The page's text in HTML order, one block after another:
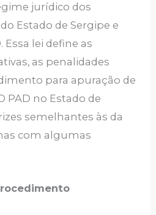
jurídico dos
Estado de Sergipe e
lei define as
as penalidades
para apuração de
PAD no Estado de
semelhantes às da
com algumas